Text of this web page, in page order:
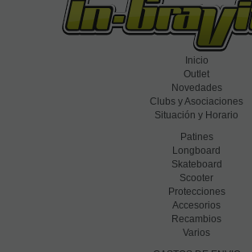
Inicio
Outlet
Novedades
Clubs y Asociaciones
Situación y Horario
Patines
Longboard
Skateboard
Scooter
Protecciones
Accesorios
Recambios
Varios